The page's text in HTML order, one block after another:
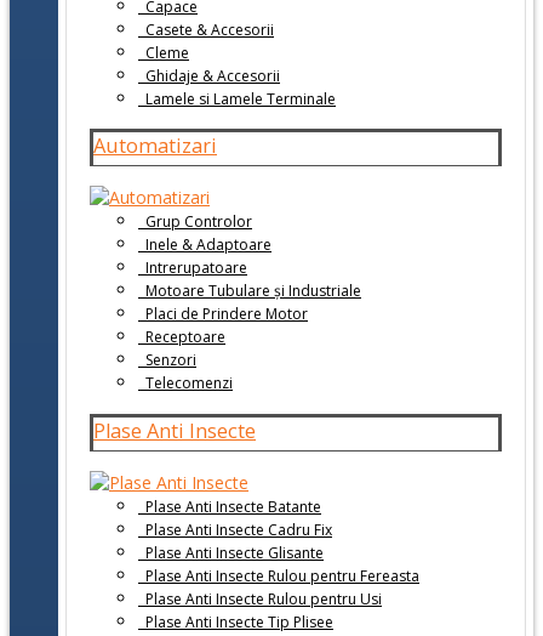
Capace
Casete & Accesorii
Cleme
Ghidaje & Accesorii
Lamele si Lamele Terminale
Automatizari
Grup Controlor
Inele & Adaptoare
Intrerupatoare
Motoare Tubulare și Industriale
Placi de Prindere Motor
Receptoare
Senzori
Telecomenzi
Plase Anti Insecte
Plase Anti Insecte Batante
Plase Anti Insecte Cadru Fix
Plase Anti Insecte Glisante
Plase Anti Insecte Rulou pentru Fereasta
Plase Anti Insecte Rulou pentru Usi
Plase Anti Insecte Tip Plisee